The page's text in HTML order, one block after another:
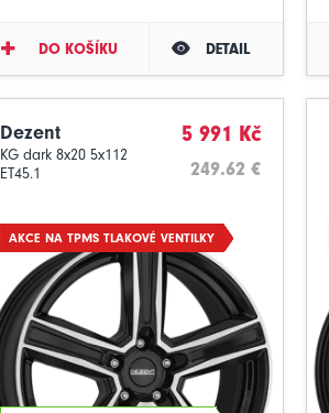
DO KOŠÍKU DETAIL
Dezent
KG dark 8x20 5x112
ET45.1
5 991 Kč
249.62 €
AKCE NA TPMS TLAKOVÉ VENTILKY